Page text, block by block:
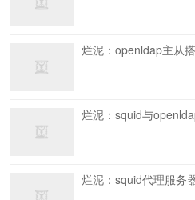
烂泥：openldap主从
烂泥：squid与
烂泥：squid代理服务